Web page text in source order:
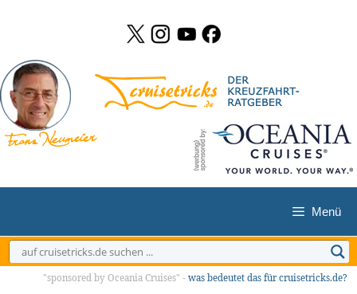
springen
Menü
"sponsored by Oceania Cruises" - was bedeutet das für cruisetricks.de?